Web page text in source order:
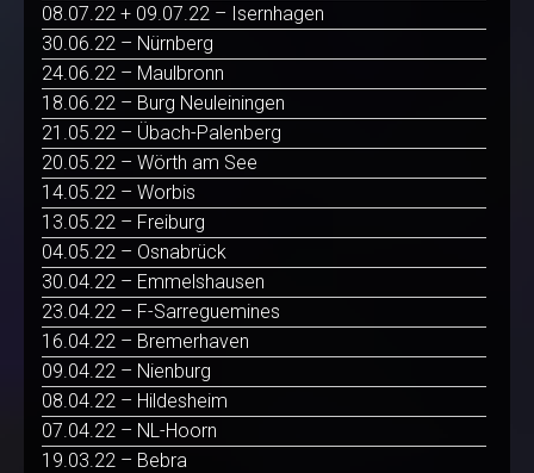
08.07.22 + 09.07.22 – Isernhagen
30.06.22 – Nürnberg
24.06.22 – Maulbronn
18.06.22 – Burg Neuleiningen
21.05.22 – Übach-Palenberg
20.05.22 – Wörth am See
14.05.22 – Worbis
13.05.22 – Freiburg
04.05.22 – Osnabrück
30.04.22 – Emmelshausen
23.04.22 – F-Sarreguemines
16.04.22 – Bremerhaven
09.04.22 – Nienburg
08.04.22 – Hildesheim
07.04.22 – NL-Hoorn
19.03.22 – Bebra